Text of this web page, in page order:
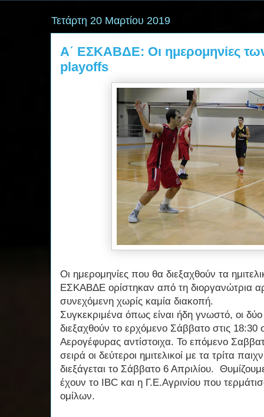
Τετάρτη 20 Μαρτίου 2019
Α΄ ΕΣΚΑΒΔΕ: Οι ημερομηνίες
playoffs
Οι ημερομηνίες που θα διεξαχθούν τα
ΕΣΚΑΒΔΕ ορίστηκαν από τη διοργανώτρια
συνεχόμενη χωρίς καμία διακοπή.
Συγκεκριμένα όπως είναι ήδη γνωστό, οι δύο
διεξαχθούν το ερχόμενο Σάββατο στις
Αερογέφυρας αντίστοιχα. Το επόμενο
σειρά οι δεύτεροι ημιτελικοί με τα τρίτα
διεξάγεται το Σάββατο 6 Απριλίου.
έχουν το IBC και η Γ.Ε.Αγρινίου που
ομίλων.